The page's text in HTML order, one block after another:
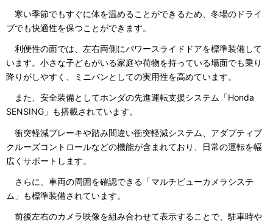
寒い季節でもすぐに体を温めることができるため、冬場のドライ
ブでも快適性を保つことができます。
利便性の面では、左右両側にパワースライドドアを標準装備して
います。小さな子どもがいる家庭や荷物を持っている場面でも乗り
降りがしやすく、ミニバンとしての実用性を高めています。
また、安全装備としてホンダの先進運転支援システム「Honda
SENSING」も搭載されています。
衝突軽減ブレーキや踏み間違い衝突軽減システム、アダプティブ
クルーズコントロールなどの機能が含まれており、日常の運転を幅
広くサポートします。
さらに、車両の周囲を確認できる「マルチビューカメラシステ
ム」も標準装備されています。
前後左右のカメラ映像を組み合わせて表示することで、駐車時や